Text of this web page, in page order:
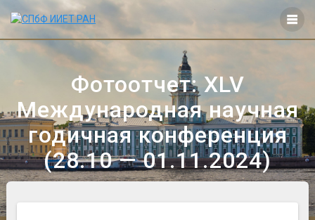
Перейти
к
Фотоотчет: XLV
Международная научная
годичная конференция
(28.10 — 01.11.2024)